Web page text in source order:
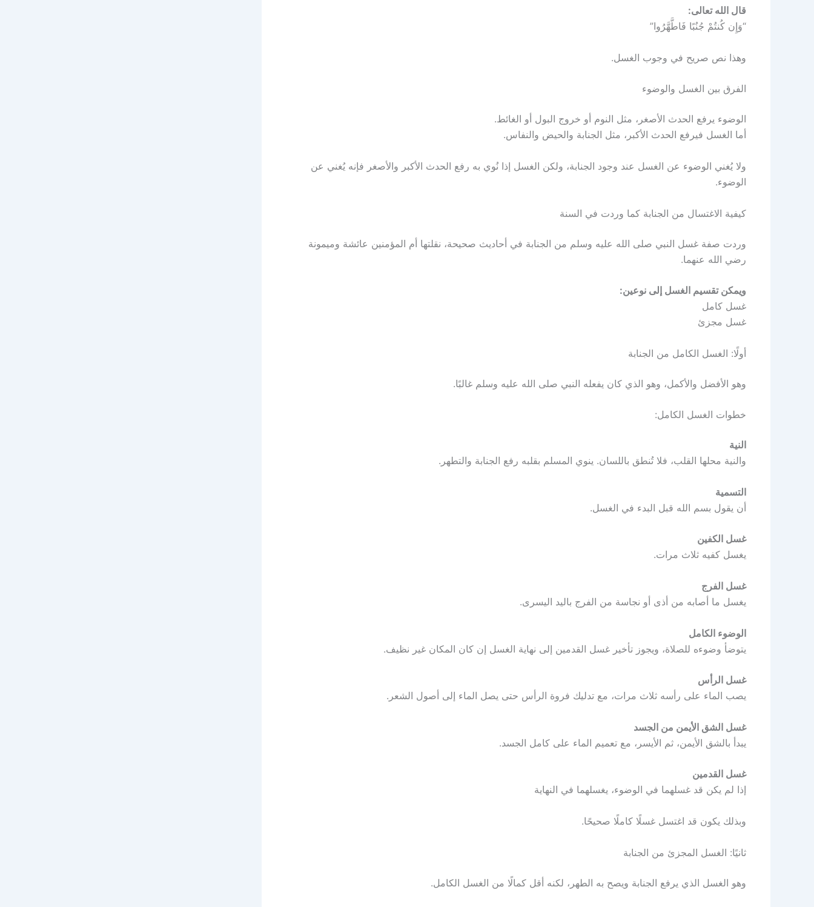
قال الله تعالى:
“وَإِن كُنتُمْ جُنُبًا فَاطَّهَّرُوا”
وهذا نص صريح في وجوب الغسل.
الفرق بين الغسل والوضوء
الوضوء يرفع الحدث الأصغر، مثل النوم أو خروج البول أو الغائط.
أما الغسل فيرفع الحدث الأكبر، مثل الجنابة والحيض والنفاس.
ولا يُغني الوضوء عن الغسل عند وجود الجنابة، ولكن الغسل إذا نُوي به رفع الحدث الأكبر والأصغر فإنه يُغني عن
الوضوء.
كيفية الاغتسال من الجنابة كما وردت في السنة
وردت صفة غسل النبي صلى الله عليه وسلم من الجنابة في أحاديث صحيحة، نقلتها أم المؤمنين عائشة وميمونة
رضي الله عنهما.
ويمكن تقسيم الغسل إلى نوعين:
غسل كامل
غسل مجزئ
أولًا: الغسل الكامل من الجنابة
وهو الأفضل والأكمل، وهو الذي كان يفعله النبي صلى الله عليه وسلم غالبًا.
خطوات الغسل الكامل:
النية
والنية محلها القلب، فلا تُنطق باللسان. ينوي المسلم بقلبه رفع الجنابة والتطهر.
التسمية
أن يقول بسم الله قبل البدء في الغسل.
غسل الكفين
يغسل كفيه ثلاث مرات.
غسل الفرج
يغسل ما أصابه من أذى أو نجاسة من الفرج باليد اليسرى.
الوضوء الكامل
يتوضأ وضوءه للصلاة، ويجوز تأخير غسل القدمين إلى نهاية الغسل إن كان المكان غير نظيف.
غسل الرأس
يصب الماء على رأسه ثلاث مرات، مع تدليك فروة الرأس حتى يصل الماء إلى أصول الشعر.
غسل الشق الأيمن من الجسد
يبدأ بالشق الأيمن، ثم الأيسر، مع تعميم الماء على كامل الجسد.
غسل القدمين
إذا لم يكن قد غسلهما في الوضوء، يغسلهما في النهاية
وبذلك يكون قد اغتسل غسلًا كاملًا صحيحًا.
ثانيًا: الغسل المجزئ من الجنابة
وهو الغسل الذي يرفع الجنابة ويصح به الطهر، لكنه أقل كمالًا من الغسل الكامل.